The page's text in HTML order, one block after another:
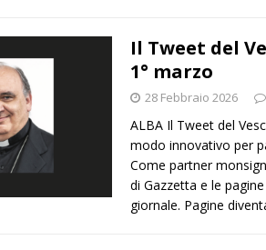
Il Tweet del
1° marzo
28 Febbraio 2026
ALBA Il Tweet del
modo innovativo per
Come partner
di Gazzetta e le
giornale. Pagine